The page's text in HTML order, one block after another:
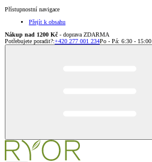
Přístupnostní navigace
Přejít k obsahu
Nákup nad 1200 Kč - doprava ZDARMA
Potřebujete poradit?:+420 277 001 234Po - Pá: 6:30 - 15:00